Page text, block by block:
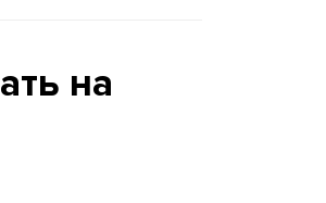
на